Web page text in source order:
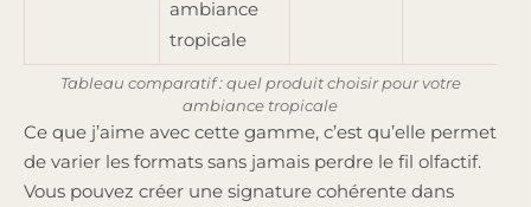
ambiance
tropicale
Tableau comparatif : quel produit choisir pour votre
ambiance tropicale
Ce que j’aime avec cette gamme, c’est qu’elle permet
de varier les formats sans jamais perdre le fil olfactif.
Vous pouvez créer une signature cohérente dans